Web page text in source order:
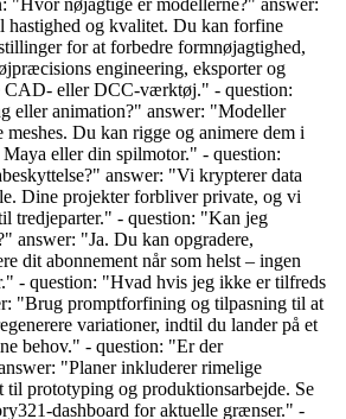
hastighed og kvalitet. Du kan forfine
for at forbedre formnøjagtighed,
engineering, eksporter og
CAD- eller DCC-værktøj." - question:
eller animation?" answer: "Modeller
meshes. Du kan rigge og animere dem i
eller din spilmotor." - question:
answer: "Vi krypterer data
Dine projekter forbliver private, og vi
tredjeparter." - question: "Kan jeg
answer: "Ja. Du kan opgradere,
dit abonnement når som helst – ingen
- question: "Hvad hvis jeg ikke er tilfreds
"Brug promptforfining og tilpasning til at
variationer, indtil du lander på et
behov." - question: "Er der
"Planer inkluderer rimelige
til prototyping og produktionsarbejde. Se
dashboard for aktuelle grænser." -